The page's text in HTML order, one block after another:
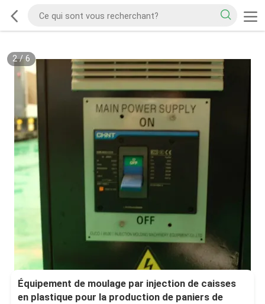
2/6
Équipement de moulage par injection de caisses
en plastique pour la production de paniers de